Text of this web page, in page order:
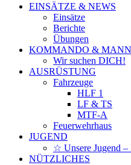
EINSÄTZE & NEWS
Einsätze
Berichte
Übungen
KOMMANDO &
Wir suchen DICH!
AUSRÜSTUNG
Fahrzeuge
HLF 1
LF & TS
MTF-A
Feuerwehrhaus
JUGEND
☆ Unsere Jugend –
NÜTZLICHES